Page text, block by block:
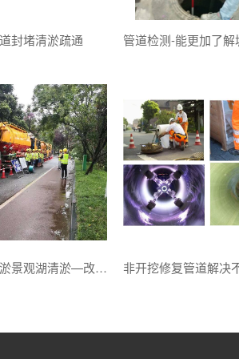
封堵清淤疏通
河涌鱼塘清淤景观湖清淤—改善居民生活休闲的美好环境